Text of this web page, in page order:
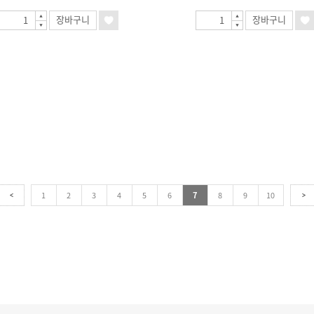
장바구니 장바구니
1 2 3 4 5 6 7 8 9 10